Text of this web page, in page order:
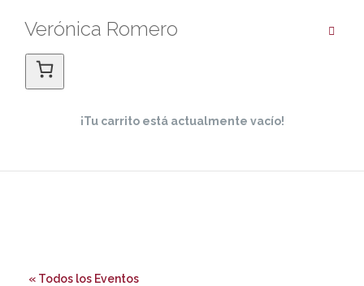
Verónica Romero
¡Tu carrito está actualmente vacío!
« Todos los Eventos